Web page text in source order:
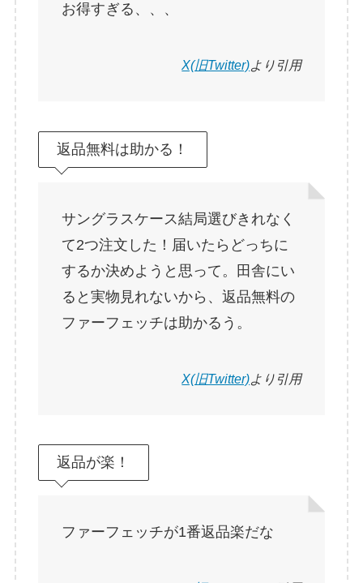
お得すぎる、、、
X(旧Twitter)より引用
返品無料は助かる！
サングラスケース結局選びきれなく
て2つ注文した！届いたらどっちに
するか決めようと思って。田舎にい
ると実物見れないから、返品無料の
ファーフェッチは助かるう。
X(旧Twitter) より引用
返品が楽！
ファーフェッチが1番返品楽だな